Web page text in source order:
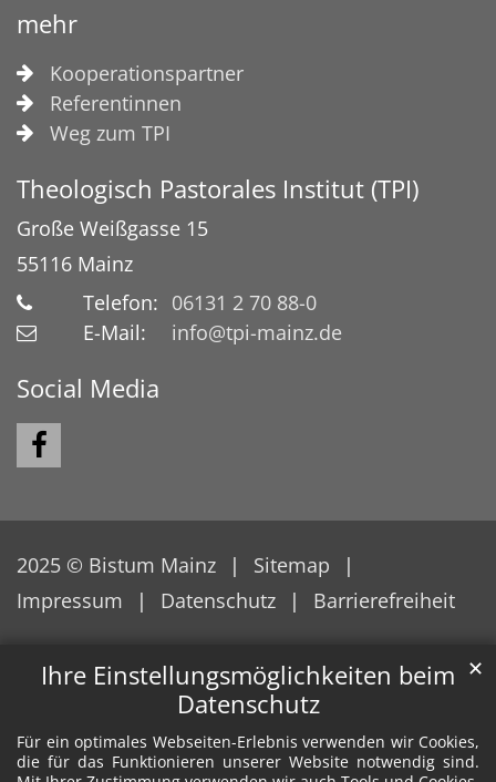
Ihre Einstellungsmöglichkeiten beim
Datenschutz
Für ein optimales Webseiten-Erlebnis verwenden wir Cookies,
die für das Funktionieren unserer Website notwendig sind.
✕
mehr
Kooperationspartner
Referentinnen
Weg zum TPI
Theologisch Pastorales Institut (TPI)
Große Weißgasse 15
55116 Mainz
Telefon: 06131 2 70 88-0
E-Mail:
info@tpi-mainz.de
Social Media
2025 © Bistum Mainz
Sitemap
Impressum
Datenschutz Barrierefreiheit